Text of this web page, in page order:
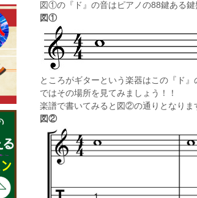
図①の『ド』の音はピアノの88鍵ある鍵
図①
ところがギターという楽器はこの『ド』
ではその場所を見てみましょう！！
楽譜で書いてみると図②の通りとなりま
図②